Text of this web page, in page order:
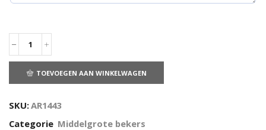
TOEVOEGEN AAN WINKELWAGEN
SKU:AR1443
Categorie Middelgrote bekers